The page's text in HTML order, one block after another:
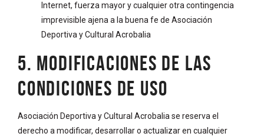
Internet, fuerza mayor y cualquier otra contingencia
imprevisible ajena a la buena fe de Asociación
Deportiva y Cultural Acrobalia
5. MODIFICACIONES DE LAS
CONDICIONES DE USO
Asociación Deportiva y Cultural Acrobalia se reserva el
derecho a modificar, desarrollar o actualizar en cualquier